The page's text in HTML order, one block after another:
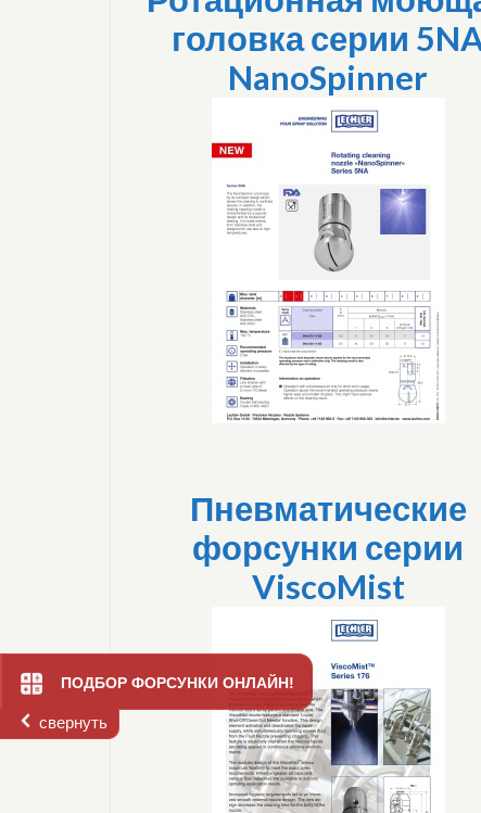
ПОДБОР ФОРСУНКИ ОНЛАЙН!
свернуть
головка серии
NanoSpinner
Пневматические
форсунки серии
ViscoMist